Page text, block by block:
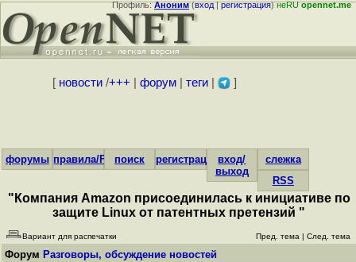
Профиль:Аноним(вход|регистрация)неRUopennet.me
[ новости/+++ форум| теги| ]
форумы правила/FAQпоиск регистрациявход/
выход
слежка
RSS
"Компания Amazon присоединилась к инициативе по
защите Linux от патентных претензий "
Вариант для распечатки Пред. тема | След. тема
Форум Разговоры, обсуждение новостей